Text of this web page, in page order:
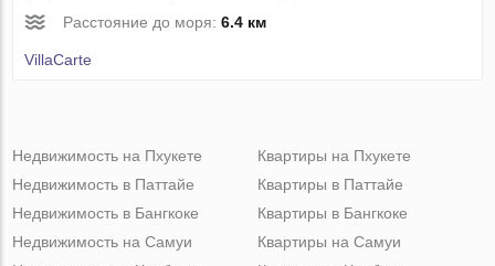
Расстояние до моря:6.4 км
VillaСarte
Недвижимость на Пхукете
Недвижимость в Паттайе
Недвижимость в Бангкоке
Недвижимость на Самуи
Квартиры на Пхукете
Квартиры в Паттайе
Квартиры в Бангкоке
Квартиры на Самуи